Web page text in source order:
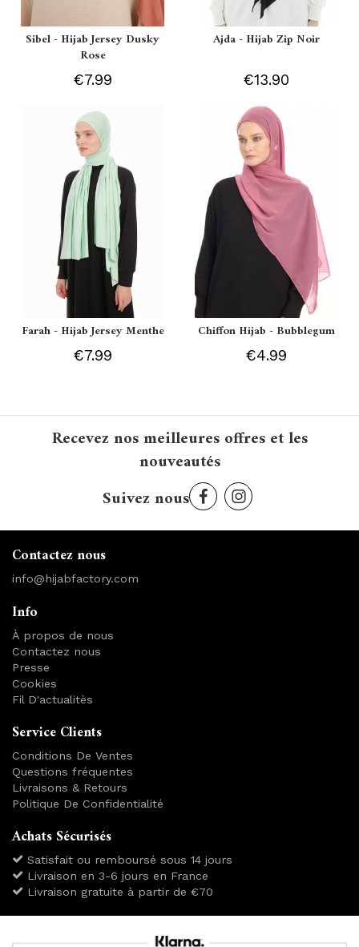
Sibel - Hijab Jersey Dusky
Rose
€7.99
Ajda - Hijab Zip Noir
€13.90
Farah - Hijab Jersey Menthe
€7.99
Chiffon Hijab - Bubblegum
€4.99
Recevez nos meilleures offres et les
nouveautés
Suivez nous
Contactez nous
info@hijabfactory.com
Info
À propos de nous
Contactez nous
Presse
Cookies
Fil D'actualitès
Service Clients
Conditions De Ventes
Questions fréquentes
Livraisons & Retours
Politique De Confidentialité
Achats Sécurisés
Satisfait ou remboursé sous 14 jours
Livraison en 3-6 jours en France
Livraison gratuite à partir de €70